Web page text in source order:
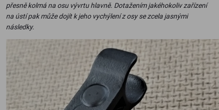
přesně kolmá na osu vývrtu hlavně. Dotažením jakéhokoliv zařízení
na ústí pak může dojít k jeho vychýlení z osy se zcela jasnými
následky.